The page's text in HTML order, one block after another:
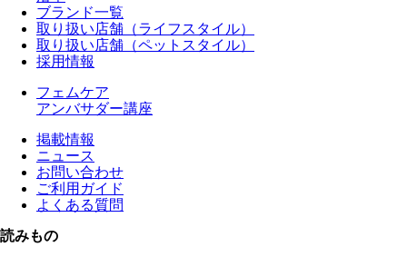
ブランド一覧
取り扱い店舗（ライフスタイル）
取り扱い店舗（ペットスタイル）
採用情報
フェムケア
アンバサダー講座
掲載情報
ニュース
お問い合わせ
ご利用ガイド
よくある質問
読みもの